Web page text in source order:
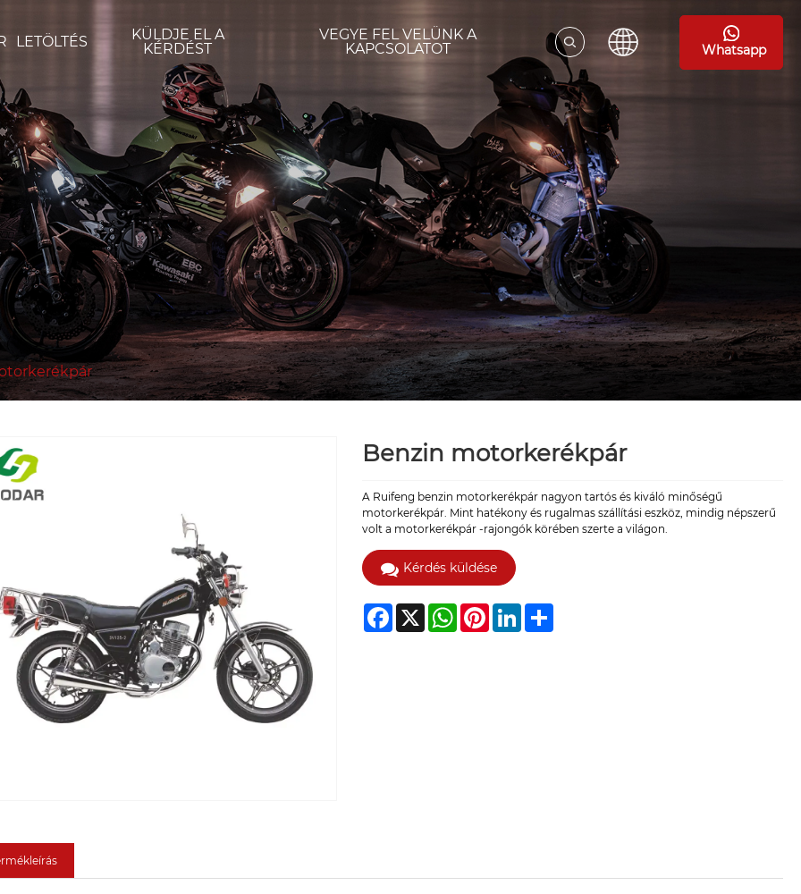
LETÖLTÉS
KÜLDJE EL A
KÉRDÉST
VEGYE FEL VELÜNK A
KAPCSOLATOT
Whatsapp
Benzin motorkerékpár
A Ruifeng benzin motorkerékpár nagyon tartós és kiváló minőségű
motorkerékpár. Mint hatékony és rugalmas szállítási eszköz, mindig népszerű
volt a motorkerékpár -rajongók körében szerte a világon.
Kérdés küldése
Facebook
X WhatsAppPinterestLinkedInShare